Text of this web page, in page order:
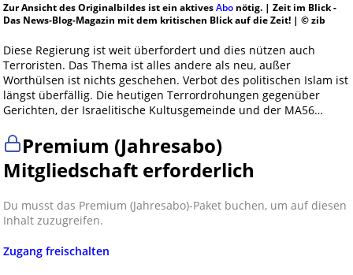
Zur Ansicht des Originalbildes ist ein aktivesAbonötig. | Zeit im Blick -
Das News-Blog-Magazin mit dem kritischen Blick auf die Zeit! | © zib
Diese Regierung ist weit überfordert und dies nützen auch
Terroristen. Das Thema ist alles andere als neu, außer
Worthülsen ist nichts geschehen. Verbot des politischen Islam ist
längst überfällig. Die heutigen Terrordrohungen gegenüber
Gerichten, der Israelitische Kultusgemeinde und der MA56…
Premium (Jahresabo)
Mitgliedschaft erforderlich
Du musst das Premium (Jahresabo)-Paket buchen, um auf diesen
Inhalt zuzugreifen.
Zugang freischalten